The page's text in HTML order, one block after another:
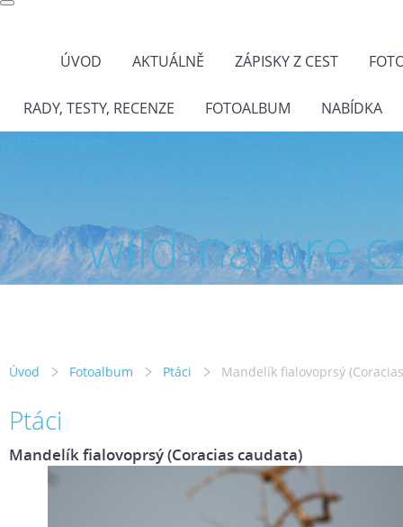
ÚVOD AKTUÁLNĚ ZÁPISKY Z CEST
RADY, TESTY, RECENZE FOTOALBUM NABÍDKA
wild-
Úvod Fotoalbum Ptáci Mandelík fialovoprsý
Ptáci
Mandelík fialovoprsý (Coracias caudata)